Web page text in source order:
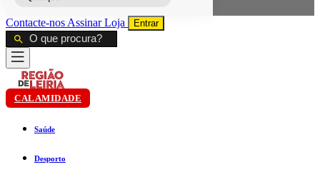
Contacte-nos AssinarLoja Entrar
CALAMIDADE
Saúde
Desporto